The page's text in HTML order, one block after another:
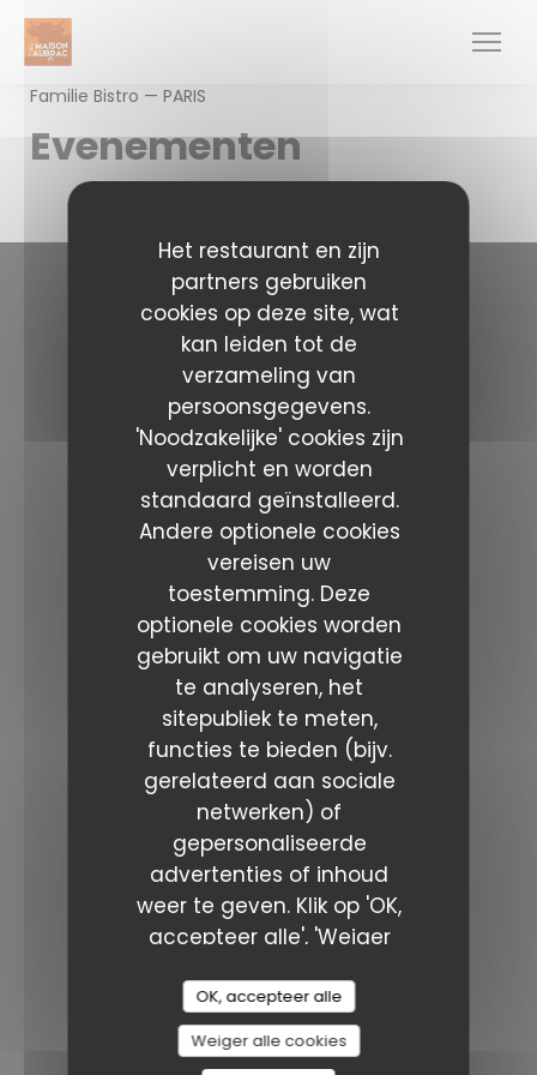
Cookies beheer paneel
Het restaurant en zijn
partners gebruiken
cookies op deze site, wat
kan leiden tot de
verzameling van
persoonsgegevens.
'Noodzakelijke' cookies zijn
verplicht en worden
standaard geïnstalleerd.
Andere optionele cookies
vereisen uw
toestemming. Deze
optionele cookies worden
gebruikt om uw navigatie
te analyseren, het
sitepubliek te meten,
functies te bieden (bijv.
gerelateerd aan sociale
netwerken) of
gepersonaliseerde
advertenties of inhoud
weer te geven. Klik op 'OK,
accepteer alle', 'Weiger
uw voorkeuren te
beheren. U kunt uw
keuzes op elk moment
OK, accepteer alle
Weiger alle cookies
Familie Bistro — PARIS
Evenementen
Neem contact met ons op
La Maison de l'Aubrac
37 Rue Marbeuf 75008 PARIS
01 43 59 05 14
Volg ons
NIEUWSBRIEF
Reservering
RESERVEER EEN TAFEL
PRIVATISERING
VOUCHERS
beloningen